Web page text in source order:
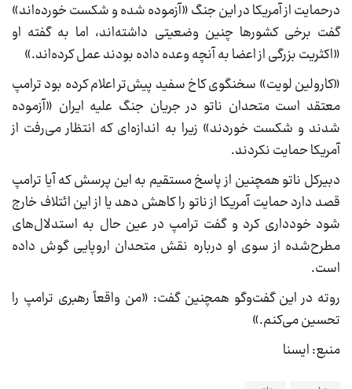
درحمایت از آمریکا در این جنگ «آزموده شده و شکست خورده‌اند»
گفت برخی کشورها چنین وضعیتی داشته‌اند، اما به گفته او
«اکثریت بزرگی از اعضا به آنچه وعده داده بودند عمل کرده‌اند.»
«کارولین لویت» سخنگوی کاخ سفید پیش‌تر اعلام کرده بود ترامپ
معتقد است متحدان ناتو در جریان جنگ علیه ایران «آزموده
شدند و شکست خوردند» زیرا به اندازه‌ای که انتظار می‌رفت از
آمریکا حمایت نکردند.
دبیرکل ناتو همچنین از پاسخ مستقیم به این پرسش که آیا ترامپ
قصد دارد حمایت آمریکا از ناتو را کاهش دهد یا از این ائتلاف خارج
شود خودداری کرد و گفت ترامپ در عین حال به استدلال‌های
مطرح‌شده از سوی او درباره نقش متحدان اروپایی گوش داده
است.
روته در این گفت‌وگو همچنین گفت: «من واقعاً رهبری ترامپ را
تحسین می‌کنم.»
منبع: ایسنا